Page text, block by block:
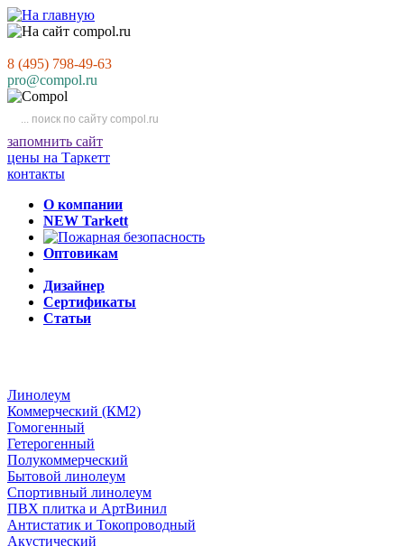
8 (495) 798-49-63
pro@compol.ru
запомнить сайт
цены на Таркетт
контакты
О компании
NEW Tarkett
Оптовикам
Дизайнер
Сертификаты
Статьи
Линолеум
Коммерческий (КМ2)
Гомогенный
Гетерогенный
Полукоммерческий
Бытовой линолеум
Спортивный линолеум
ПВХ плитка и АртВинил
Антистатик и Токопроводный
Акустический